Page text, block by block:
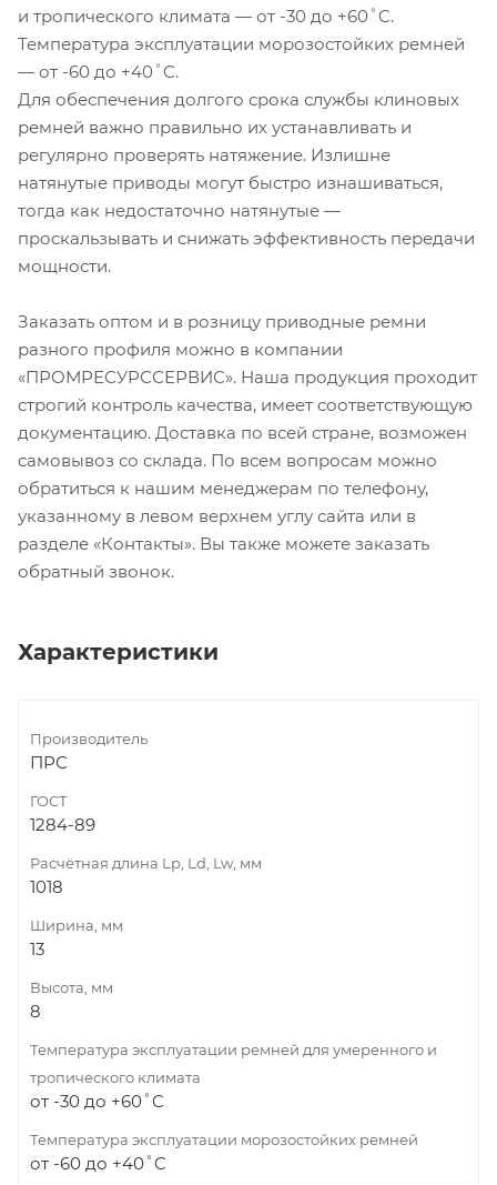
и тропического климата — от -30 до +60˚C.
Температура эксплуатации морозостойких ремней
— от -60 до +40˚C.
Для обеспечения долгого срока службы клиновых
ремней важно правильно их устанавливать и
регулярно проверять натяжение. Излишне
натянутые приводы могут быстро изнашиваться,
тогда как недостаточно натянутые —
проскальзывать и снижать эффективность передачи
мощности.
Заказать оптом и в розницу приводные ремни
разного профиля можно в компании
«ПРОМРЕСУРССЕРВИС». Наша продукция проходит
строгий контроль качества, имеет соответствующую
документацию. Доставка по всей стране, возможен
самовывоз со склада. По всем вопросам можно
обратиться к нашим менеджерам по телефону,
указанному в левом верхнем углу сайта или в
разделе «Контакты». Вы также можете заказать
обратный звонок.
Характеристики
Производитель
ПРС
ГОСТ
1284-89
Расчётная длина Lp, Ld, Lw, мм
1018
Ширина, мм
13
Высота, мм
8
Температура эксплуатации ремней для умеренного и
тропического климата
от -30 до +60˚C
Температура эксплуатации морозостойких ремней
от -60 до +40˚C